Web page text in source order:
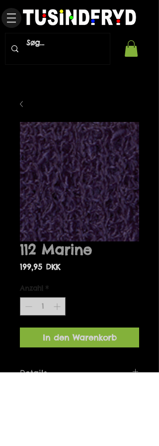
112 Marine
199,95 DKKPreis
Anzahl *
In den Warenkorb
Details